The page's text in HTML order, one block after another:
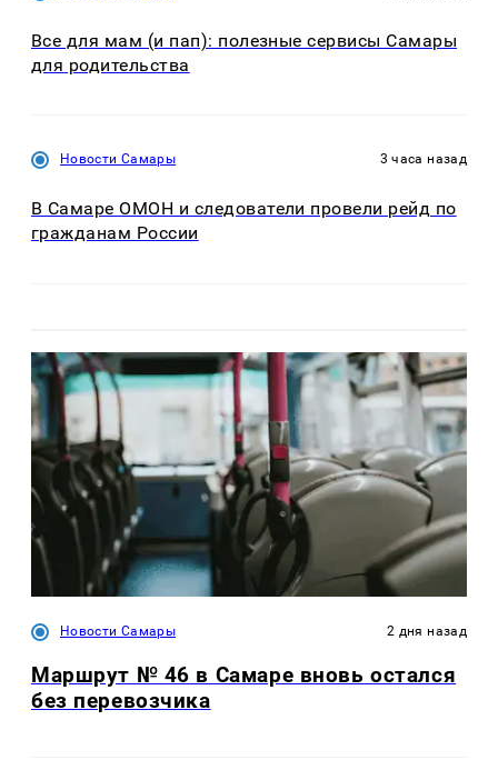
Все для мам (и пап): полезные сервисы Самары
для родительства
Новости Самары 3 часа назад
В Самаре ОМОН и следователи провели рейд по
гражданам России
Новости Самары 2 дня назад
Маршрут № 46 в Самаре вновь остался
без перевозчика